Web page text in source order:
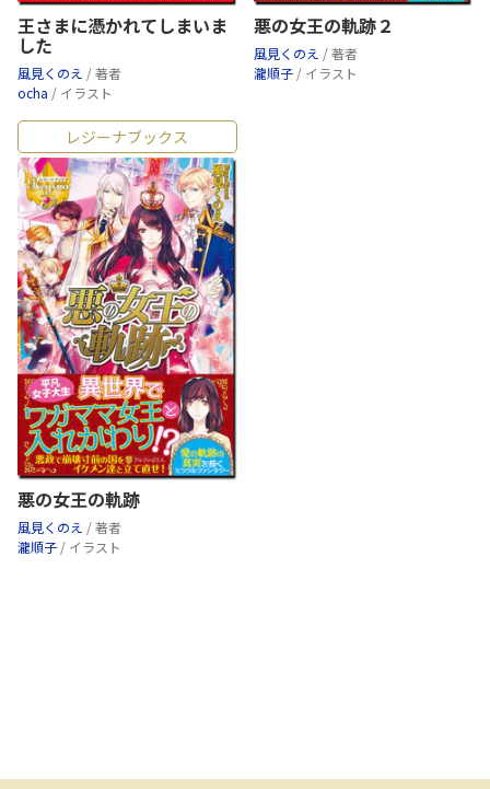
王さまに憑かれてしまいま
した
風見くのえ / 著者
ocha / イラスト
悪の女王の軌跡２
風見くのえ / 著者
瀧順子 / イラスト
レジーナブックス
悪の女王の軌跡
風見くのえ / 著者
瀧順子 / イラスト